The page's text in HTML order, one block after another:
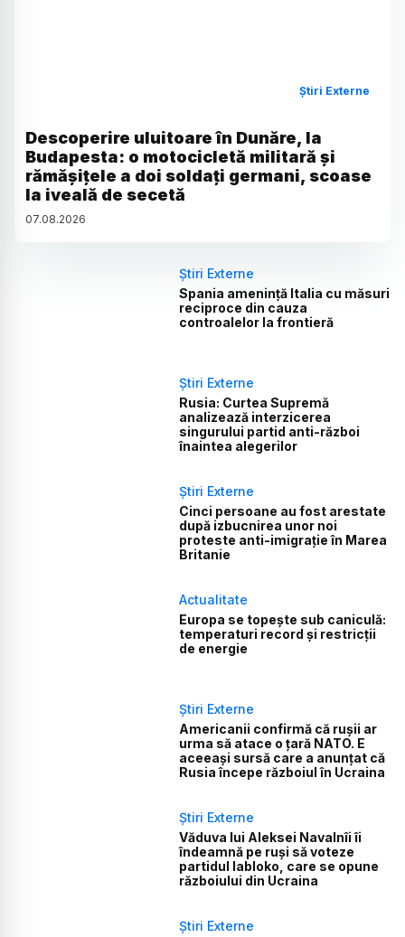
Știri Externe
Descoperire uluitoare în Dunăre, la
Budapesta: o motocicletă militară și
rămășițele a doi soldați germani, scoase
la iveală de secetă
07.08.2026
Știri Externe
Spania amenință Italia cu măsuri
reciproce din cauza
controalelor la frontieră
Știri Externe
Rusia: Curtea Supremă
analizează interzicerea
singurului partid anti-război
înaintea alegerilor
Știri Externe
Cinci persoane au fost arestate
după izbucnirea unor noi
proteste anti-imigrație în Marea
Britanie
Actualitate
Europa se topește sub caniculă:
temperaturi record și restricții
de energie
Știri Externe
Americanii confirmă că rușii ar
urma să atace o țară NATO. E
aceeași sursă care a anunțat că
Rusia începe războiul în Ucraina
Știri Externe
Văduva lui Aleksei Navalnîi îi
îndeamnă pe ruși să voteze
partidul Iabloko, care se opune
războiului din Ucraina
Știri Externe